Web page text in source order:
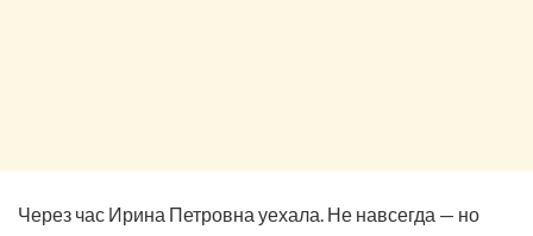
Через час Ирина Петровна уехала. Не навсегда — но